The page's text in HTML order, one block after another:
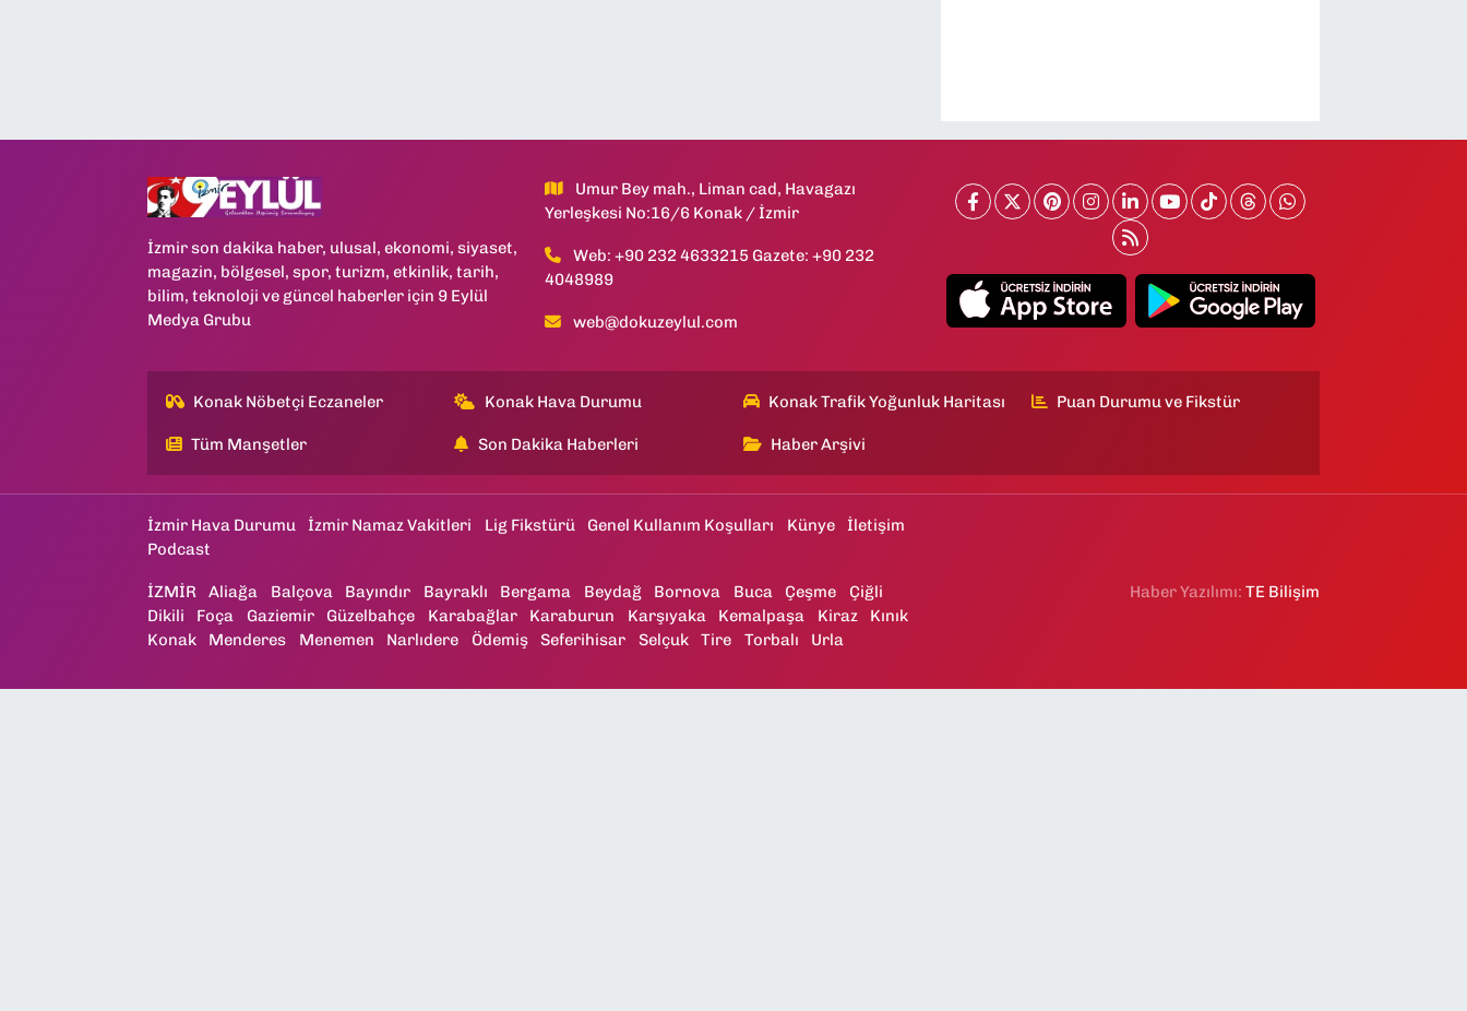
İzmir son dakika haber, ulusal, ekonomi, siyaset,
magazin, bölgesel, spor, turizm, etkinlik, tarih,
bilim, teknoloji ve güncel haberler için 9 Eylül
Medya Grubu
Umur Bey mah., Liman cad, Havagazı
Yerleşkesi No:16/6 Konak / İzmir
Web: +90 232 4633215 Gazete: +90 232
4048989
web@dokuzeylul.com
Konak Nöbetçi Eczaneler Konak Hava Durumu Konak Trafik Yoğunluk Haritası Puan Durumu ve Fikstür
Tüm Manşetler Son Dakika Haberleri Haber Arşivi
İzmir Hava Durumu İzmir Namaz Vakitleri Lig Fikstürü Genel Kullanım Koşulları Künye
İletişim
Podcast
İZMİR Aliağa Balçova Bayındır Bayraklı Bergama Beydağ Bornova Buca Çeşme
Çiğli
Dikili
Foça Gaziemir Güzelbahçe Karabağlar Karaburun Karşıyaka Kemalpaşa Kiraz
Kınık
Konak
Menderes Menemen Narlıdere Ödemiş Seferihisar Selçuk Tire Torbalı Urla
Haber Yazılımı:TE Bilişim